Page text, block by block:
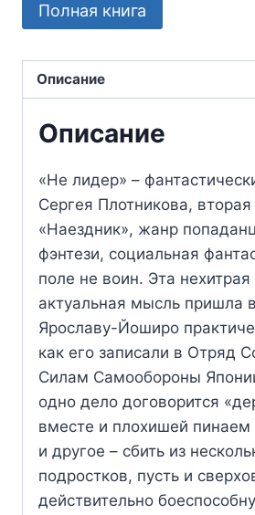
Полная книга
Описание
Описание
«Не лидер» –
Сергея Плотникова, вторая
«Наездник», жанр
фэнтези, социальная
поле не воин. Эта нехитрая
актуальная мысль пришла
Ярославу-Йоширо
как его записали в Отряд
Силам Самообороны
одно дело договорится
вместе и плохишей пинаем
и другое – сбить из
подростков, пусть и
действительно